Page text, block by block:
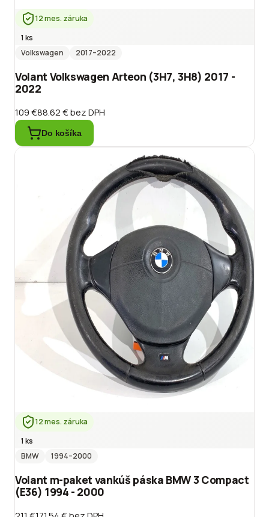
12 mes. záruka
1 ks
Volkswagen
2017–2022
Volant Volkswagen Arteon (3H7, 3H8) 2017 -
2022
109 €88.62 €bez DPH
Do košíka
12 mes. záruka
1 ks
BMW
1994–2000
Volant m-paket vankúš páska BMW 3 Compact
(E36) 1994 - 2000